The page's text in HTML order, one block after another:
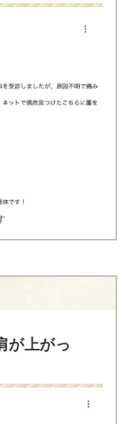
が上がっ